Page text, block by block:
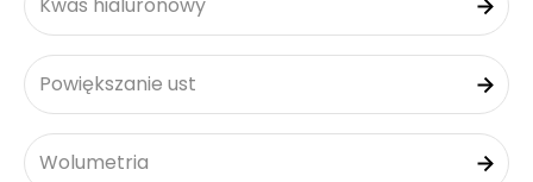
Powiększanie ust
Wolumetria